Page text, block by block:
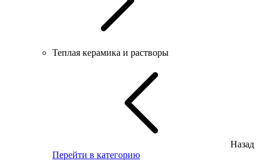
Теплая керамика и растворы
Назад
Перейти в категорию